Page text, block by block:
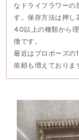
なドライフラワーの
す。保存方法は押し
40以上の種類から
徴です。
最近はプロポーズの
依頼も増えておりま